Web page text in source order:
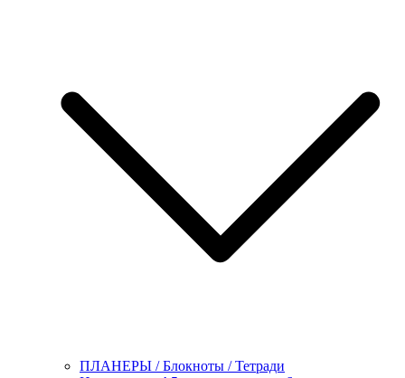
ПЛАНЕРЫ / Блокноты / Тетради